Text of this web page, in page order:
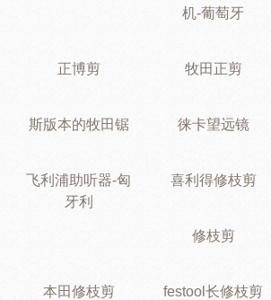
机-葡萄牙
正博剪 牧田正剪
斯版本的牧田锯 徕卡望远镜
飞利浦助听器-匈
牙利
喜利得修枝剪
修枝剪
本田修枝剪 festool长修枝剪